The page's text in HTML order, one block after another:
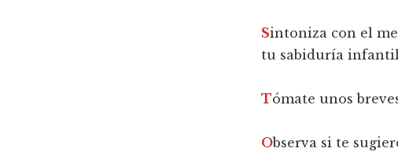
Sintoniza con el
tu sabiduría
Tómate unos
Observa si te